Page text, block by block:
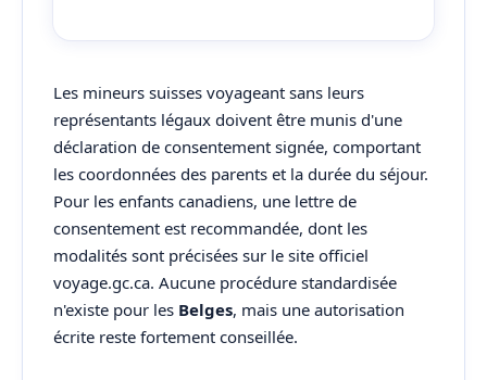
Les mineurs suisses voyageant sans leurs
représentants légaux doivent être munis d'une
déclaration de consentement signée, comportant
les coordonnées des parents et la durée du séjour.
Pour les enfants canadiens, une lettre de
consentement est recommandée, dont les
modalités sont précisées sur le site officiel
voyage.gc.ca. Aucune procédure standardisée
n'existe pour les Belges, mais une autorisation
écrite reste fortement conseillée.